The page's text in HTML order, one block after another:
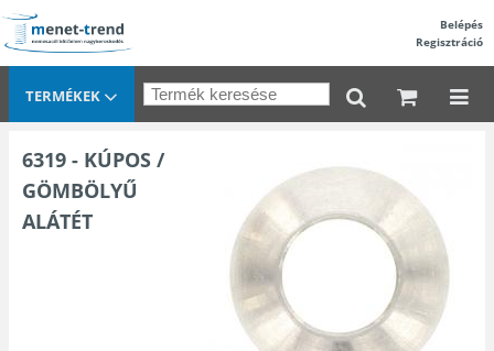
Belépés
Regisztráció
TERMÉKEK
6319 - KÚPOS /
GÖMBÖLYŰ
ALÁTÉT